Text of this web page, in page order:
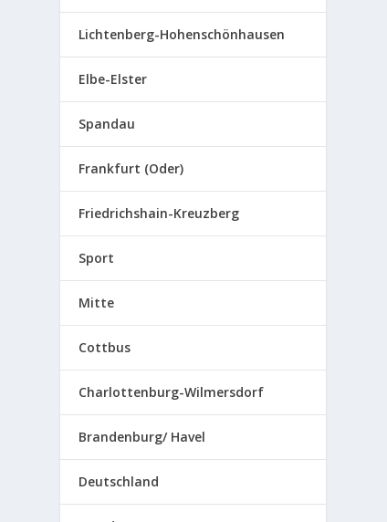
Lichtenberg-Hohenschönhausen
Elbe-Elster
Spandau
Frankfurt (Oder)
Friedrichshain-Kreuzberg
Sport
Mitte
Cottbus
Charlottenburg-Wilmersdorf
Brandenburg/ Havel
Deutschland